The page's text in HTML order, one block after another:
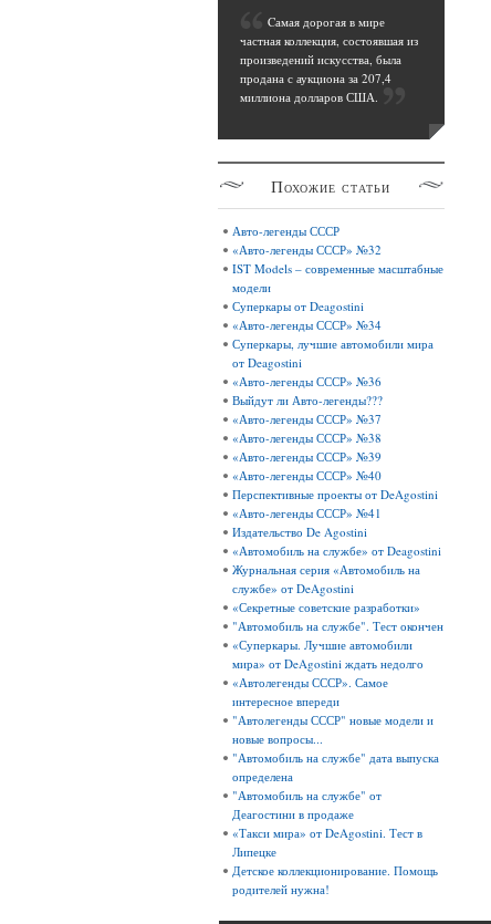
Cамая дорогая в мире
частная коллекция, состоявшая из
произведений искусства, была
продана с аукциона за 207,4
миллиона долларов США.
Похожие статьи
Авто-легенды СССР
«Авто-легенды СССР» №32
IST Models – современные масштабные
модели
Суперкары от Deagostini
«Авто-легенды СССР» №34
Суперкары, лучшие автомобили мира
от Deagostini
«Авто-легенды СССР» №36
Выйдут ли Авто-легенды???
«Авто-легенды СССР» №37
«Авто-легенды СССР» №38
«Авто-легенды СССР» №39
«Авто-легенды СССР» №40
Перспективные проекты от DeAgostini
«Авто-легенды СССР» №41
Издательство De Agostini
«Автомобиль на службе» от Deagostini
Журнальная серия «Автомобиль на
службе» от DeAgostini
«Секретные советские разработки»
"Автомобиль на службе". Тест окончен
«Суперкары. Лучшие автомобили
мира» от DeAgostini ждать недолго
«Автолегенды СССР». Самое
интересное впереди
"Автолегенды СССР" новые модели и
новые вопросы...
"Автомобиль на службе" дата выпуска
определена
"Автомобиль на службе" от
Деагостини в продаже
«Такси мира» от DeAgostini. Тест в
Липецке
Детское коллекционирование. Помощь
родителей нужна!